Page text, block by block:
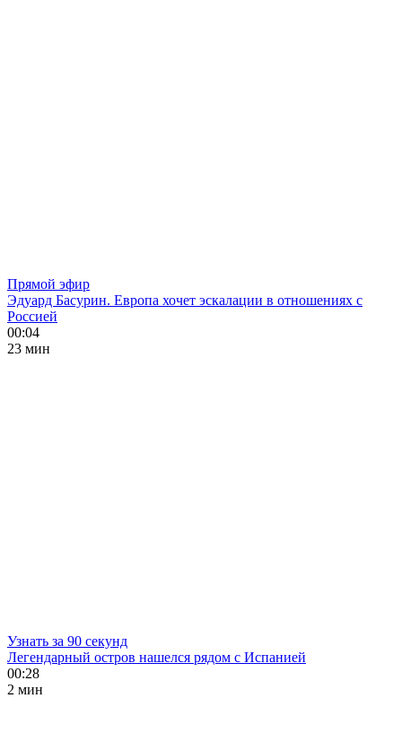
Прямой эфир
Эдуард Басурин. Европа хочет эскалации в отношениях с
Россией
00:04
23 мин
Узнать за 90 секунд
Легендарный остров нашелся рядом с Испанией
00:28
2 мин